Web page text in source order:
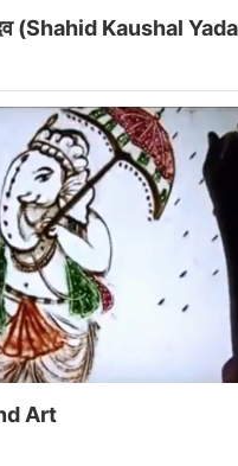
(Shahid Kaushal
Art